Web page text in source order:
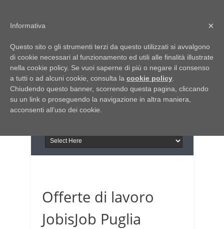
Italia Notizie
Giornale di Basilicata
Giornale di Puglia
INFORMAPUGLIA
Il portale n.1 del lavoro
in Puglia
Offerte di lavoro
JobisJob Puglia
×
Informativa
Questo sito o gli strumenti terzi da questo utilizzati si avvalgono
di cookie necessari al funzionamento ed utili alle finalità illustrate
nella cookie policy. Se vuoi saperne di più o negare il consenso
a tutti o ad alcuni cookie, consulta la cookie policy
Chiudendo questo banner, scorrendo questa pagina, cliccando
su un link o proseguendo la navigazione in altra maniera,
acconsenti all’uso dei cookie.